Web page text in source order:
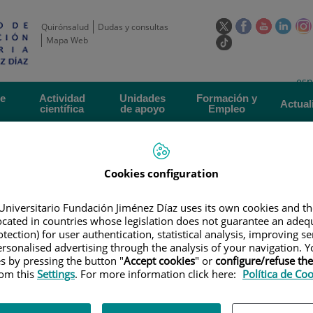
Quirónsalud
Dudas y consultas
Mapa Web
Este
enlace
en
una
ventana
Este
en
una
Este
en
una
Este
en
una
Enlace
aplicación
externa.
idioma
Actividad
científica
Unidades
de apoyo
Formación y
Empleo
GESTIÓN DE LA INVESTIGACIÓN|PREVENCIÓN DE RIESGOS LABORALES
Laborales
Cookies configuration
Fundación Jiménez Díaz uses its own cookies and
in countries whose legislation does not guarantee an
for user authentication, statistical analysis, improving
advertising through the analysis of your navigation.
by pressing the button "Accept cookies" or configure/refuse
thisSettings. For more information click here: Política de